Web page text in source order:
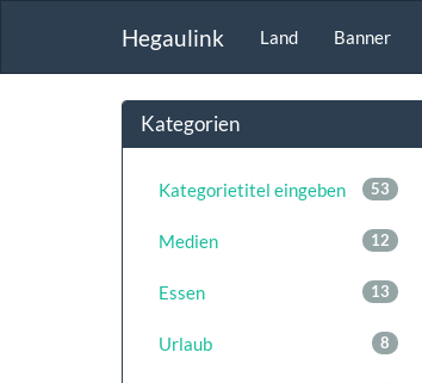
Hegaulink Land Banner
Kategorien
53
Kategorietitel eingeben
12
Medien
13
Essen
8
Urlaub